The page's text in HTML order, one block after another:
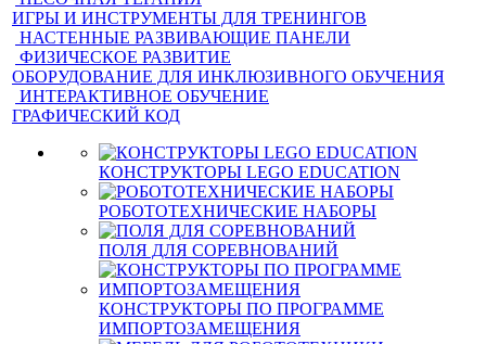
ИГРЫ И ИНСТРУМЕНТЫ ДЛЯ ТРЕНИНГОВ
НАСТЕННЫЕ РАЗВИВАЮЩИЕ ПАНЕЛИ
ФИЗИЧЕСКОЕ РАЗВИТИЕ
ОБОРУДОВАНИЕ ДЛЯ ИНКЛЮЗИВНОГО ОБУЧЕНИЯ
ИНТЕРАКТИВНОЕ ОБУЧЕНИЕ
ГРАФИЧЕСКИЙ КОД
КОНСТРУКТОРЫ LEGO EDUCATION
РОБОТОТЕХНИЧЕСКИЕ НАБОРЫ
ПОЛЯ ДЛЯ СОРЕВНОВАНИЙ
КОНСТРУКТОРЫ ПО ПРОГРАММЕ
ИМПОРТОЗАМЕЩЕНИЯ